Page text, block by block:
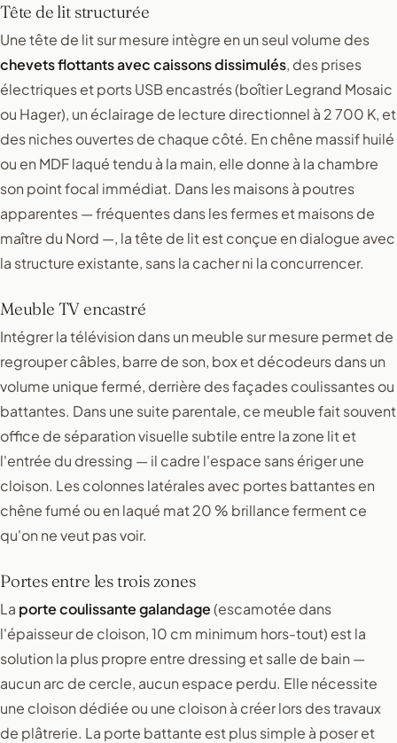
Tête de lit structurée
Une tête de lit sur mesure intègre en un seul volume des
chevets flottants avec caissons dissimulés, des prises
électriques et ports USB encastrés (boîtier Legrand Mosaic
ou Hager), un éclairage de lecture directionnel à 2 700 K, et
des niches ouvertes de chaque côté. En chêne massif huilé
ou en MDF laqué tendu à la main, elle donne à la chambre
son point focal immédiat. Dans les maisons à poutres
apparentes — fréquentes dans les fermes et maisons de
maître du Nord —, la tête de lit est conçue en dialogue avec
la structure existante, sans la cacher ni la concurrencer.
Meuble TV encastré
Intégrer la télévision dans un meuble sur mesure permet de
regrouper câbles, barre de son, box et décodeurs dans un
volume unique fermé, derrière des façades coulissantes ou
battantes. Dans une suite parentale, ce meuble fait souvent
office de séparation visuelle subtile entre la zone lit et
l'entrée du dressing — il cadre l'espace sans ériger une
cloison. Les colonnes latérales avec portes battantes en
chêne fumé ou en laqué mat 20 % brillance ferment ce
qu'on ne veut pas voir.
Portes entre les trois zones
La porte coulissante galandage(escamotée dans
l'épaisseur de cloison, 10 cm minimum hors-tout) est la
solution la plus propre entre dressing et salle de bain —
aucun arc de cercle, aucun espace perdu. Elle nécessite
une cloison dédiée ou une cloison à créer lors des travaux
de plâtrerie. La porte battante est plus simple à poser et